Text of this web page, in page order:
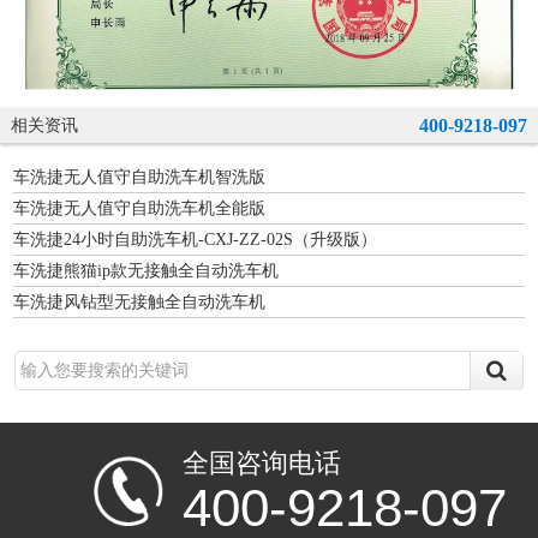
相关资讯 400-9218-097
车洗捷无人值守自助洗车机智洗版
车洗捷无人值守自助洗车机全能版
车洗捷24小时自助洗车机-CXJ-ZZ-02S（升级版）
车洗捷熊猫ip款无接触全自动洗车机
车洗捷风钻型无接触全自动洗车机
全国咨询电话
400-9218-097